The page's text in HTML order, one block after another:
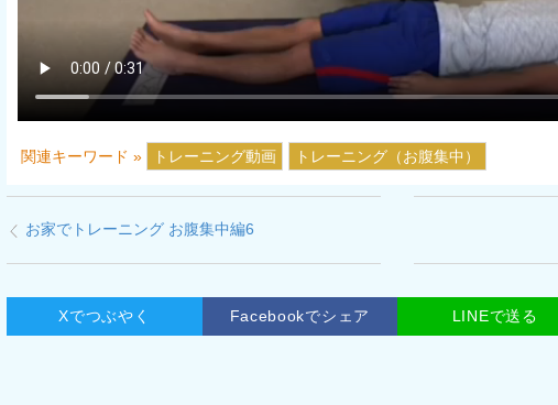
関連キーワード » トレーニング動画 トレーニング（お腹集中）
お家でトレーニング お腹集中編6
Xでつぶやく Facebookでシェア LINEで送る